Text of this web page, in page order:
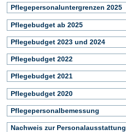
Pflegepersonaluntergrenzen 2025
Pflegebudget ab 2025
Pflegebudget 2023 und 2024
Pflegebudget 2022
Pflegebudget 2021
Pflegebudget 2020
Pflegepersonalbemessung
Nachweis zur Personalausstattung